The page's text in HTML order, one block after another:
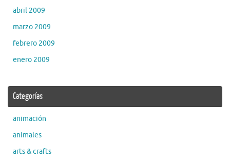
abril 2009
marzo 2009
febrero 2009
enero 2009
Categorías
animación
animales
arts & crafts